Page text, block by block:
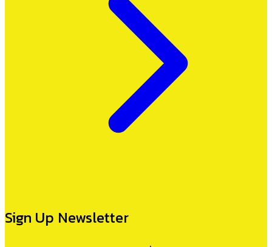
Sign Up Newsletter